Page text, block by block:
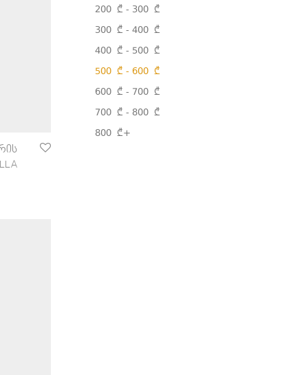
200 ₾- 300 ₾
300 ₾- 400 ₾
400 ₾- 500 ₾
500 ₾- 600 ₾
600 ₾- 700 ₾
700 ₾- 800 ₾
800 ₾+